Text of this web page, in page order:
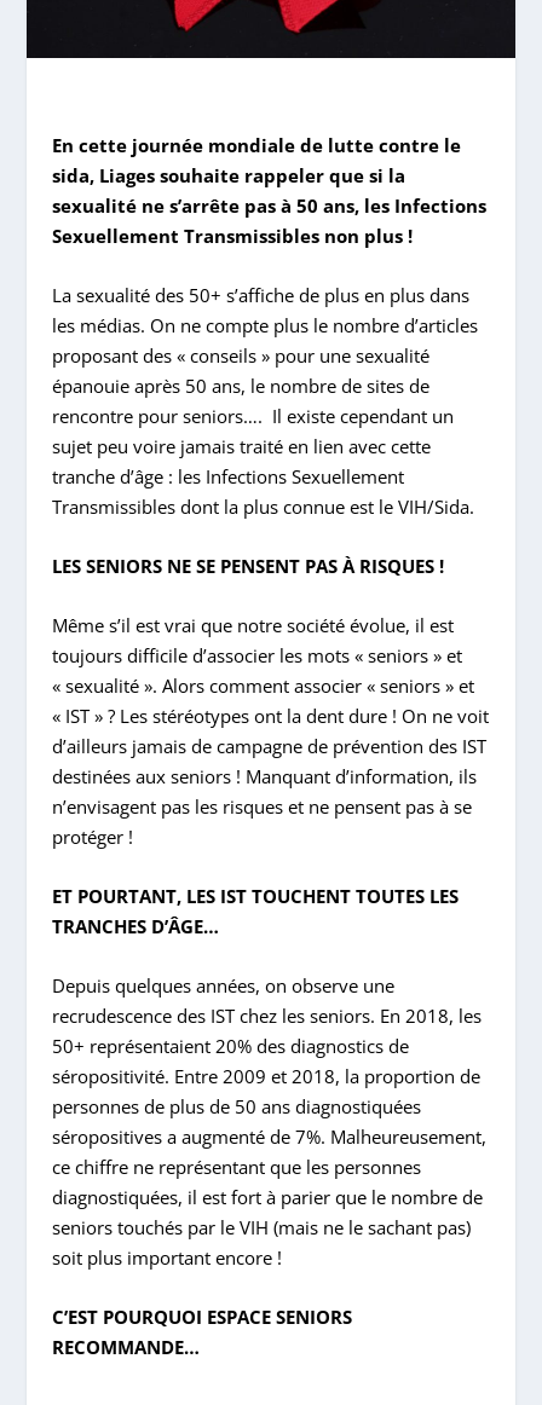
En cette journée mondiale de lutte contre le
sida, Liages souhaite rappeler que si la
sexualité ne s’arrête pas à 50 ans, les Infections
Sexuellement Transmissibles non plus !
La sexualité des 50+ s’affiche de plus en plus dans
les médias. On ne compte plus le nombre d’articles
proposant des « conseils » pour une sexualité
épanouie après 50 ans, le nombre de sites de
rencontre pour seniors…. Il existe cependant un
sujet peu voire jamais traité en lien avec cette
tranche d’âge : les Infections Sexuellement
Transmissibles dont la plus connue est le VIH/Sida.
LES SENIORS NE SE PENSENT PAS À RISQUES !
Même s’il est vrai que notre société évolue, il est
toujours difficile d’associer les mots « seniors » et
« sexualité ». Alors comment associer « seniors » et
« IST » ? Les stéréotypes ont la dent dure ! On ne voit
d’ailleurs jamais de campagne de prévention des IST
destinées aux seniors ! Manquant d’information, ils
n’envisagent pas les risques et ne pensent pas à se
protéger !
ET POURTANT, LES IST TOUCHENT TOUTES LES
TRANCHES D’ÂGE…
Depuis quelques années, on observe une
recrudescence des IST chez les seniors. En 2018, les
50+ représentaient 20% des diagnostics de
séropositivité. Entre 2009 et 2018, la proportion de
personnes de plus de 50 ans diagnostiquées
séropositives a augmenté de 7%. Malheureusement,
ce chiffre ne représentant que les personnes
diagnostiquées, il est fort à parier que le nombre de
seniors touchés par le VIH (mais ne le sachant pas)
soit plus important encore !
C’EST POURQUOI ESPACE SENIORS
RECOMMANDE…